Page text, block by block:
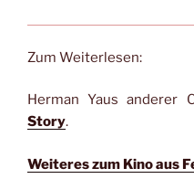
Zum Weiterlesen:
Herman Yaus anderer
Story.
Weiteres zum Kino aus